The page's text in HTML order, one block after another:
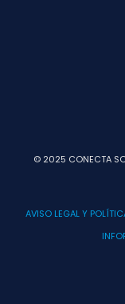
© 2025 CONECTA
AVISO LEGAL Y